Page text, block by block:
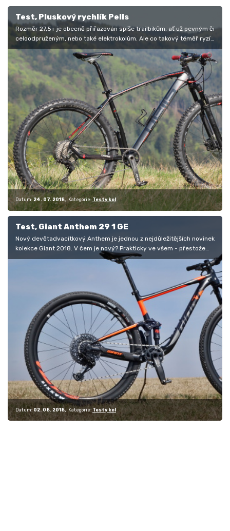
Test, Pluskový rychlík Pells
Rozměr 27,5+ je obecně přiřazován spíše trailbikům, ať už pevným či
celoodpruženým, nebo také elektrokolům. Ale co takový téměř ryzí
XC…
Datum: 24. 07. 2018 Kategorie: Testy kol
Test, Giant Anthem 29 1 GE
Nový devětadvacítkový Anthem je jednou z nejdůležitějších novinek
kolekce Giant 2018. V čem je nový? Prakticky ve všem - přestože
si…
Datum: 02. 08. 2018 Kategorie: Testy kol